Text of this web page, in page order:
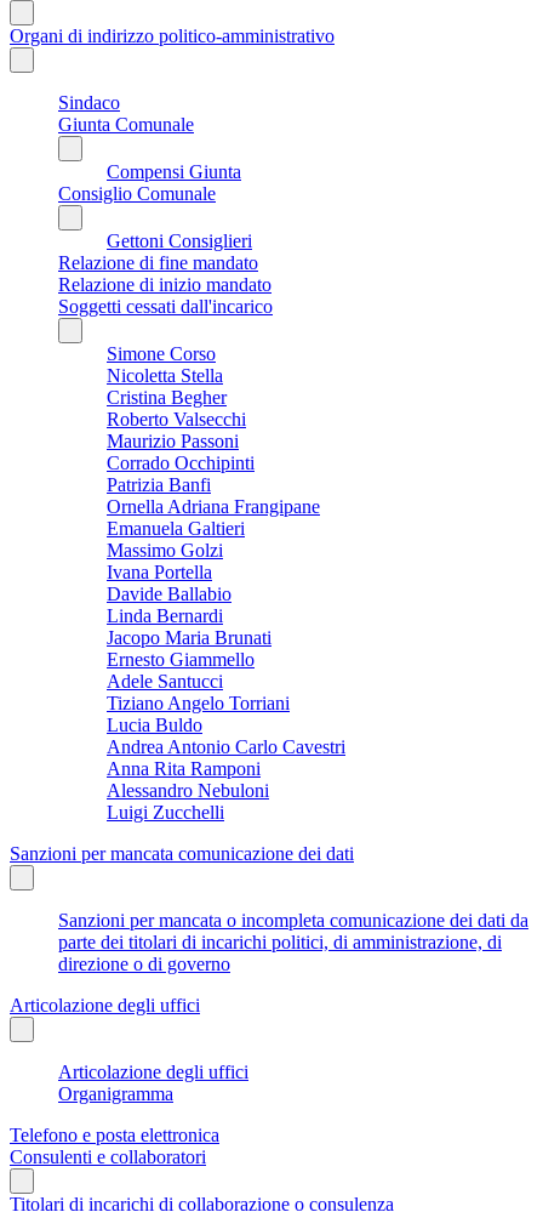
Organi di indirizzo politico-amministrativo
Sindaco
Giunta Comunale
Compensi Giunta
Consiglio Comunale
Gettoni Consiglieri
Relazione di fine mandato
Relazione di inizio mandato
Soggetti cessati dall'incarico
Simone Corso
Nicoletta Stella
Cristina Begher
Roberto Valsecchi
Maurizio Passoni
Corrado Occhipinti
Patrizia Banfi
Ornella Adriana Frangipane
Emanuela Galtieri
Massimo Golzi
Ivana Portella
Davide Ballabio
Linda Bernardi
Jacopo Maria Brunati
Ernesto Giammello
Adele Santucci
Tiziano Angelo Torriani
Lucia Buldo
Andrea Antonio Carlo Cavestri
Anna Rita Ramponi
Alessandro Nebuloni
Luigi Zucchelli
Sanzioni per mancata comunicazione dei dati
Sanzioni per mancata o incompleta comunicazione dei dati da
parte dei titolari di incarichi politici, di amministrazione, di
direzione o di governo
Articolazione degli uffici
Articolazione degli uffici
Organigramma
Telefono e posta elettronica
Consulenti e collaboratori
Titolari di incarichi di collaborazione o consulenza